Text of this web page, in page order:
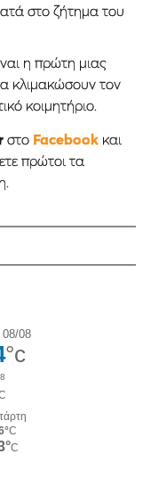
στο ζήτημα του
η πρώτη μιας
κλιμακώσουν τον
κοιμητήριο.
στο Facebookκαι
πρώτοι τα